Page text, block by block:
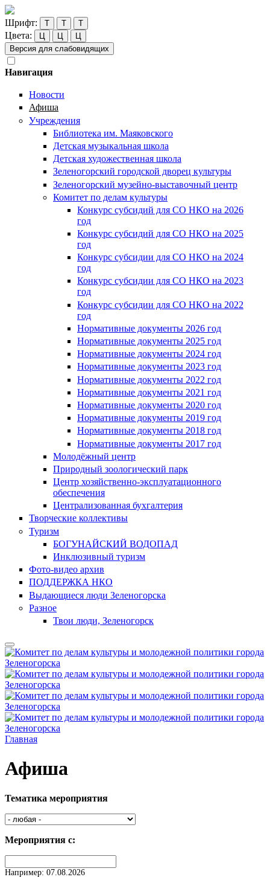
Шрифт: Т Т Т
Цвета: Ц Ц
Ц
Версия для слабовидящих
Навигация
Новости
Афиша
Учреждения
Библиотека им. Маяковского
Детская музыкальная школа
Детская художественная школа
Зеленогорский городской дворец культуры
Зеленогорский музейно-выставочный центр
Комитет по делам культуры
Конкурс субсидий для СО НКО на 2026
год
Конкурс субсидий для СО НКО на 2025
год
Конкурс субсидии для СО НКО на 2024
год
Конкурс субсидии для СО НКО на 2023
год
Конкурс субсидии для СО НКО на 2022
год
Нормативные документы 2026 год
Нормативные документы 2025 год
Нормативные документы 2024 год
Нормативные документы 2023 год
Нормативные документы 2022 год
Нормативные документы 2021 год
Нормативные документы 2020 год
Нормативные документы 2019 год
Нормативные документы 2018 год
Нормативные документы 2017 год
Молодёжный центр
Природный зоологический парк
Центр хозяйственно-эксплуатационного
обеспечения
Централизованная бухгалтерия
Творческие коллективы
Туризм
БОГУНАЙСКИЙ ВОДОПАД
Инклюзивный туризм
Фото-видео архив
ПОДДЕРЖКА НКО
Выдающиеся люди Зеленогорска
Разное
Твои люди, Зеленогорск
Главная
Афиша
Тематика мероприятия
Мероприятия с:
Например: 07.08.2026